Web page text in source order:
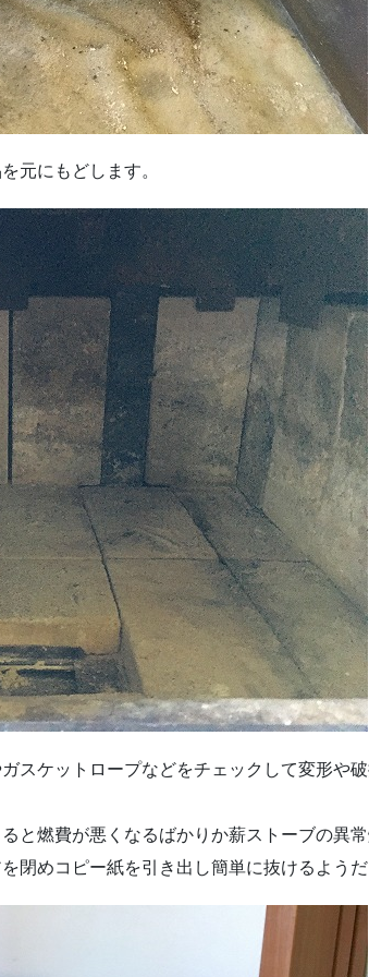
元にもどします。
スケットロープなどをチェックして変形や
と燃費が悪くなるばかりか薪ストーブの異
閉めコピー紙を引き出し簡単に抜けるようだ